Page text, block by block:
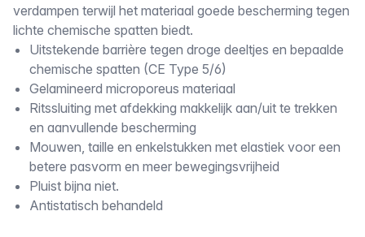
verdampen terwijl het materiaal goede bescherming tegen
lichte chemische spatten biedt.
Uitstekende barrière tegen droge deeltjes en bepaalde
chemische spatten (CE Type 5/6)
Gelamineerd microporeus materiaal
Ritssluiting met afdekking makkelijk aan/uit te trekken
en aanvullende bescherming
Mouwen, taille en enkelstukken met elastiek voor een
betere pasvorm en meer bewegingsvrijheid
Pluist bijna niet.
Antistatisch behandeld